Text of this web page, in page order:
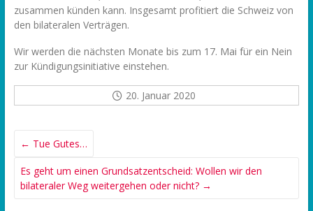
zusammen künden kann. Insgesamt profitiert die Schweiz von
den bilateralen Verträgen.
Wir werden die nächsten Monate bis zum 17. Mai für ein Nein
zur Kündigungsinitiative einstehen.
20. Januar 2020
← Tue Gutes…
Es geht um einen Grundsatzentscheid: Wollen wir den
bilateraler Weg weitergehen oder nicht? →